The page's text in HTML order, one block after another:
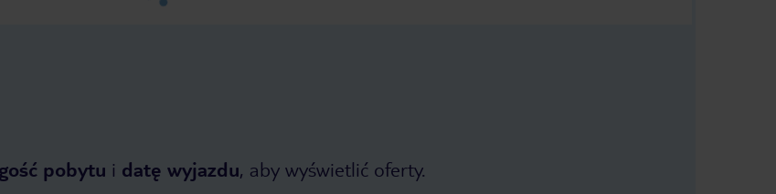
pobytu i datę wyjazdu, aby wyświetlić oferty.